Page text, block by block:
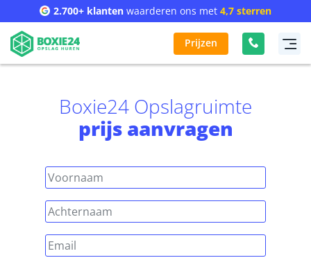
2.700+ klanten waarderen ons met 4,7 sterren
Prijzen
Boxie24 Opslagruimte
prijs aanvragen